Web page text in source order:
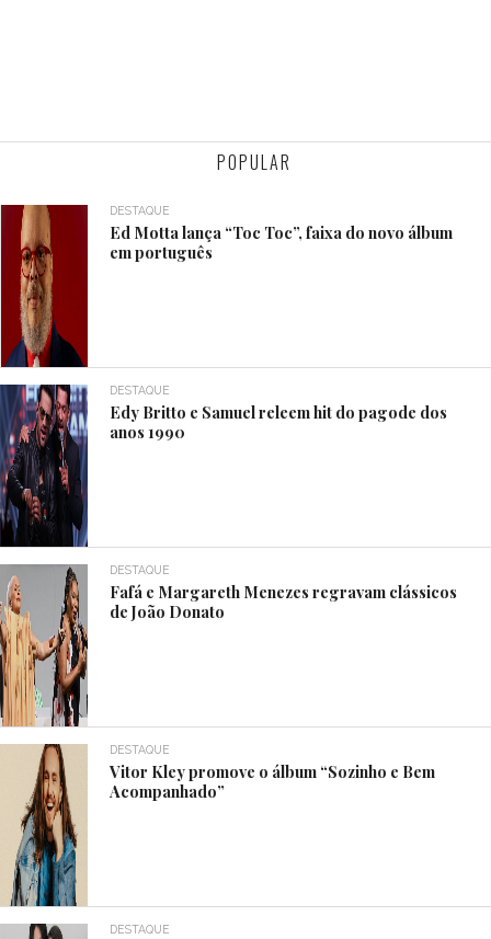
POPULAR
DESTAQUE
Ed Motta lança “Toc Toc”, faixa do novo álbum
em português
DESTAQUE
Edy Britto e Samuel releem hit do pagode dos
anos 1990
DESTAQUE
Fafá e Margareth Menezes regravam clássicos
de João Donato
DESTAQUE
Vitor Kley promove o álbum “Sozinho e Bem
Acompanhado”
DESTAQUE